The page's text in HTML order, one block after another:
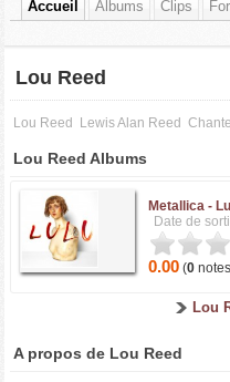
Accueil Albums Clips
Lou Reed
Lou Reed Lewis Alan Reed
Lou Reed Albums
Metallica -
Date de
0.00 (0
Lou
A propos de Lou Reed